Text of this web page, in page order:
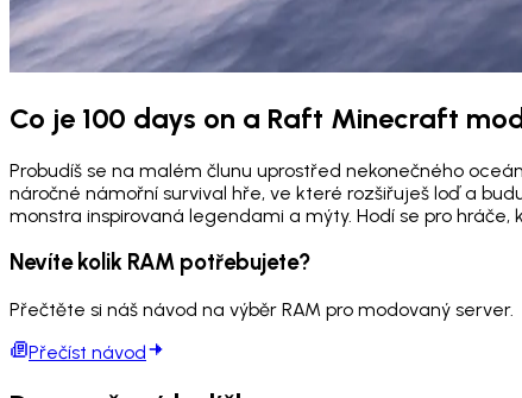
Co je 100 days on a Raft Minecraft
Probudíš se na malém člunu uprostřed nekonečného
náročné námořní survival hře, ve které rozšiřuješ loď a
monstra inspirovaná legendami a mýty. Hodí se pro
Nevíte kolik RAM potřebujete?
Přečtěte si náš návod na výběr RAM pro modovaný server.
Přečíst návod